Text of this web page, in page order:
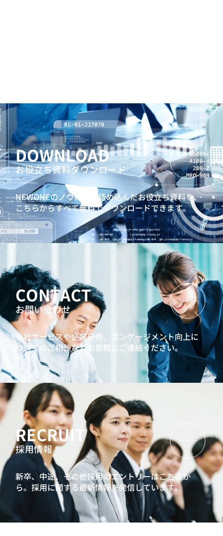
DOWNLOAD
お役立ち資料ダウンロード
NEWONEのノウハウを詰め込んだお役立ち資料を、
こちらからすべて無料でダウンロードできます。
CONTACT
お問い合わせ
当社サービスや企業研修、エンゲージメント向上に
ついてのご相談などお気軽にご連絡ください。
RECRUIT
採用情報
新卒、中途、その他採用のエントリーはこちらか
ら。採用に関する最新情報を発信しています。